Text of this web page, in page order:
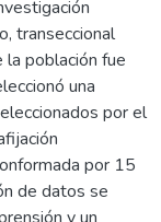
transeccional
población fue
una
por el
por 15
de datos se